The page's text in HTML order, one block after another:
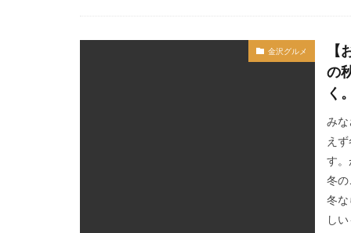
金沢グルメ
の
く
み
え
す
冬
冬
し